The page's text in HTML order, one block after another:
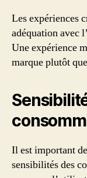
Les expériences
adéquation avec
Une expérience
marque plutôt
Il est important
sensibilités des